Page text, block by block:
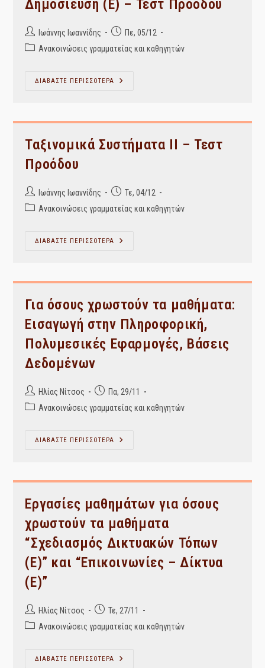
Δημοσίευση (Ε) – Τεστ Προόδου
Post
author:
Ιωάννης Ιωαννίδης
Post
published:
Πε, 05/12
PostΑνακοινώσεις γραμματείας και καθηγητών
ΔΙΑΒΑΣΤΕ ΠΕΡΙΣΣΟΤΕΡΑ
Επιστημονική
–
Προόδου
Ταξινομικά Συστήματα ΙΙ – Τεστ
Προόδου
Post
author:
Ιωάννης Ιωαννίδης
Post
published:
Τε, 04/12
PostΑνακοινώσεις γραμματείας και καθηγητών
ΔΙΑΒΑΣΤΕ ΠΕΡΙΣΣΟΤΕΡΑ
Ταξινομικά
Προόδου
Για όσους χρωστούν τα μαθήματα:
Εισαγωγή στην Πληροφορική,
Πολυμεσικές Εφαρμογές, Βάσεις
Δεδομένων
Post
author:
Ηλίας Νίτσος
Post
published:
Πα, 29/11
PostΑνακοινώσεις γραμματείας και καθηγητών
ΔΙΑΒΑΣΤΕ ΠΕΡΙΣΣΟΤΕΡΑ
Για
Εισαγωγή
Πληροφορική,
Πολυμεσικές
Εφαρμογές,
Βάσεις
Δεδομένων
Εργασίες μαθημάτων για όσους
χρωστούν τα μαθήματα
“Σχεδιασμός Δικτυακών Τόπων
(Ε)” και “Επικοινωνίες – Δίκτυα
(Ε)”
Post
author:
Ηλίας Νίτσος
Post
published:
Τε, 27/11
PostΑνακοινώσεις γραμματείας και καθηγητών
ΔΙΑΒΑΣΤΕ ΠΕΡΙΣΣΟΤΕΡΑ
Εργασίες